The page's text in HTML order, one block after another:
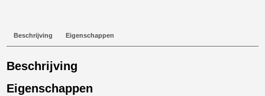
Beschrijving Eigenschappen
Beschrijving
Eigenschappen